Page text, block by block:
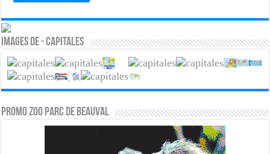
Images de - Capitales
PROMO ZOO PARC DE BEAUVAL